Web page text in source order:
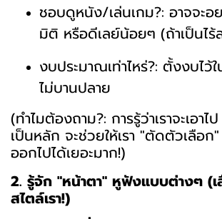
ชอบดูหนัง/เล่นเกม?: อาจจะอ
มิติ หรือดีเลย์น้อยๆ (ถ้าเป็นไร้
งบประมาณเท่าไหร่?: ตั้งงบไว้
ไม่บานปลาย
(ทำไมต้องถาม?: การรู้ว่าเราจะเอาไป
เป็นหลัก จะช่วยให้เรา "ตัดตัวเลือก
ออกไปได้เยอะมาก!)
2. รู้จัก "หน้าตา" หูฟังแบบต่างๆ (เ
สไตล์เรา!)